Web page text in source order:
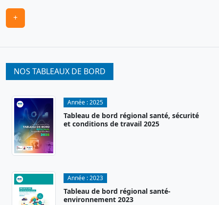
+
NOS TABLEAUX DE BORD
Année :2025
Tableau de bord régional santé, sécurité
et conditions de travail 2025
Année :2023
Tableau de bord régional santé-
environnement 2023